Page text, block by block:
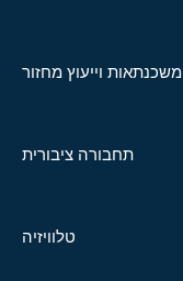
משכנתאות וייעוץ מחזור
תחבורה ציבורית
טלוויזיה